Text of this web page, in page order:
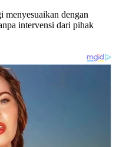
dengan
intervensi dari pihak